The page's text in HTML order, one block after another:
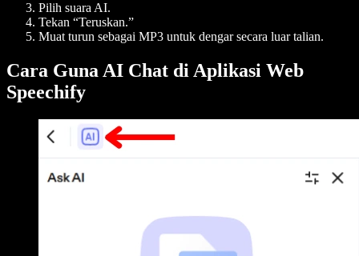
Pilih suara AI.
Tekan “Teruskan.”
Muat turun sebagai MP3 untuk dengar secara luar talian.
Cara Guna AI Chat di Aplikasi Web
Speechify